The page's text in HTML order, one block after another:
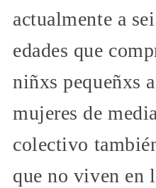
actualmente a
edades que
niñxs pequeñxs
mujeres de
colectivo
que no viven en